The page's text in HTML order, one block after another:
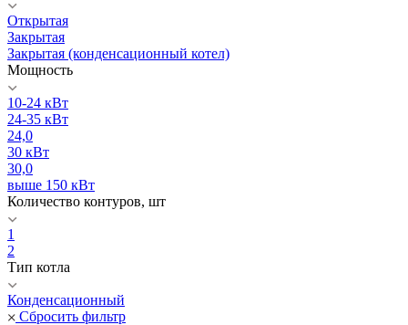
Открытая
Закрытая
Закрытая (конденсационный котел)
Мощность
10-24 кВт
24-35 кВт
24,0
30 кВт
30,0
выше 150 кВт
Количество контуров, шт
1
2
Тип котла
Конденсационный
Сбросить фильтр